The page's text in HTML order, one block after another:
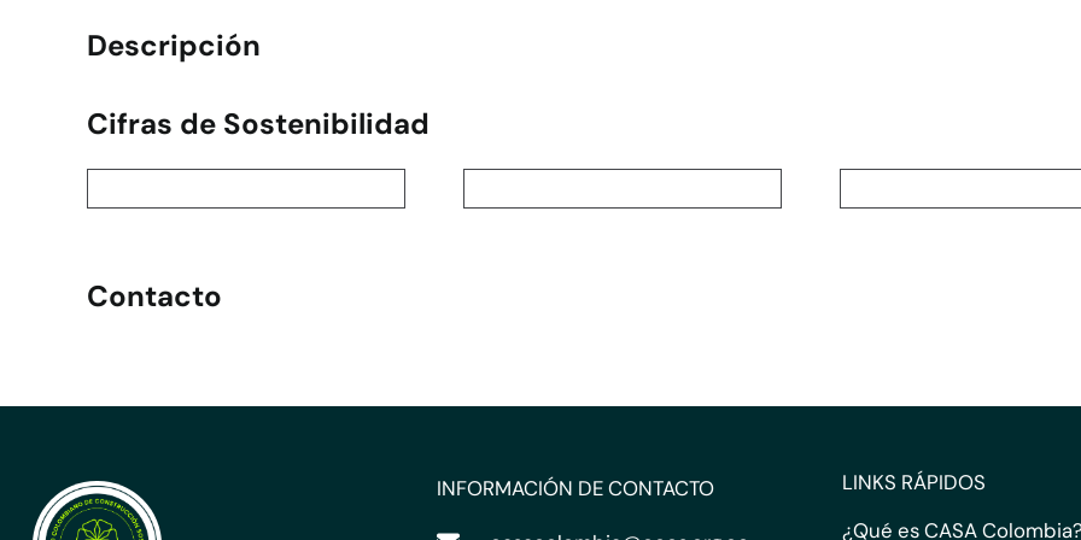
Descripción
Cifras de Sostenibilidad
Contacto
INFORMACIÓN DE CONTACTO
LINKS RÁPIDOS
¿Qué es CASA